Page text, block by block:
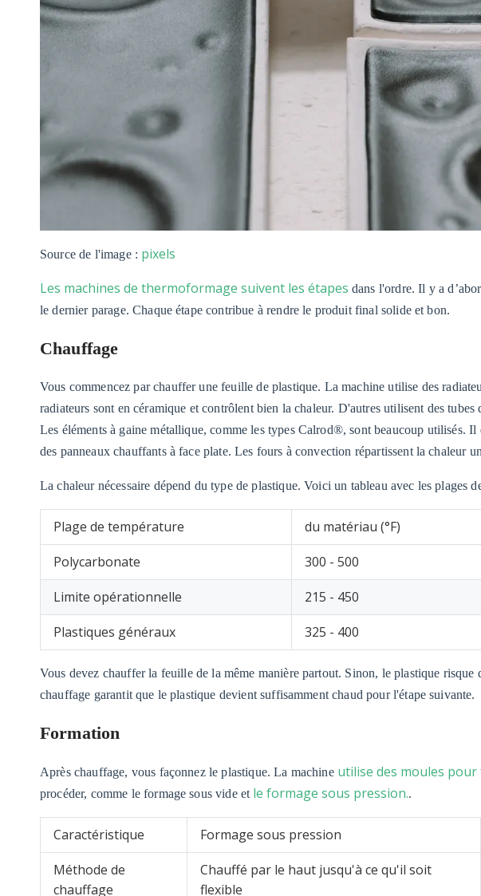
Source de l'image : pixels
Les machines de thermoformage suivent les étapes dans l'ordre. Il y a
le dernier parage. Chaque étape contribue à rendre le produit final solide et bon.
Chauffage
Vous commencez par chauffer une feuille de plastique. La machine utilise des
radiateurs sont en céramique et contrôlent bien la chaleur. D'autres utilisent des
Les éléments à gaine métallique, comme les types Calrod®, sont beaucoup utilisés.
des panneaux chauffants à face plate. Les fours à convection répartissent la chaleur
La chaleur nécessaire dépend du type de plastique. Voici un tableau avec les plages
Plage de température du matériau (°F)
Polycarbonate
300 - 500
Limite opérationnelle
215 - 450
Plastiques généraux
325 - 400
Vous devez chauffer la feuille de la même manière partout. Sinon, le plastique risque
chauffage garantit que le plastique devient suffisamment chaud pour l'étape suivante.
Formation
Après chauffage, vous façonnez le plastique. La machine utilise des moules
procéder, comme le formage sous vide et le formage sous pression..
Caractéristique Formage sous pression
Méthode de
chauffage
Chauffé par le haut jusqu'à ce qu'il soit
flexible